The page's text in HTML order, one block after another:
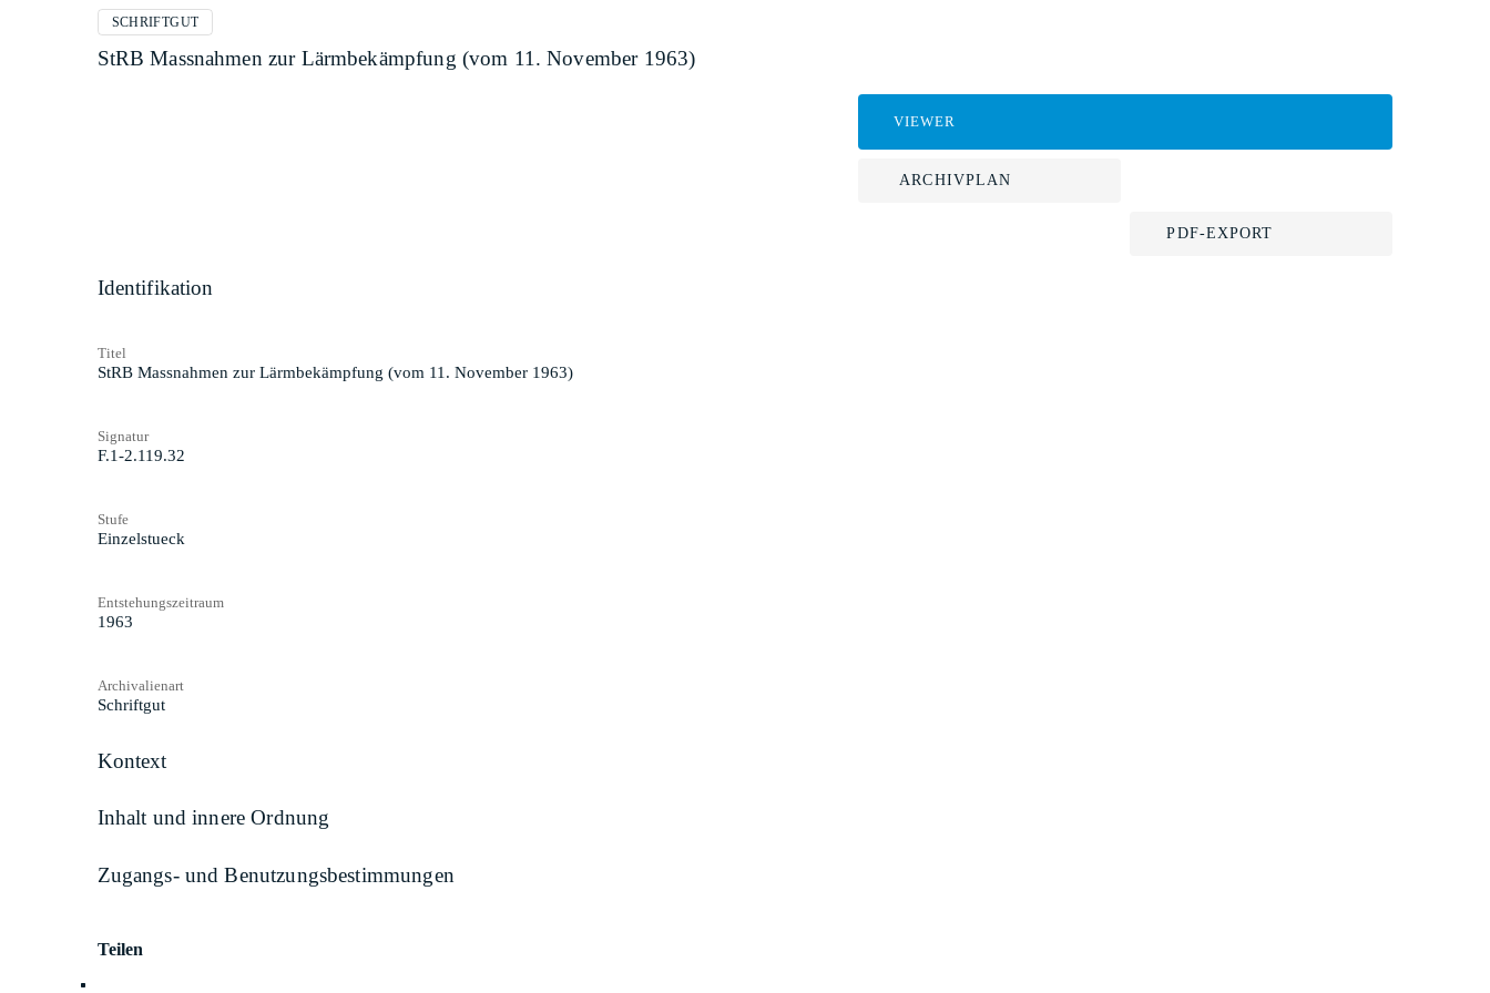
SCHRIFTGUT
StRB Massnahmen zur Lärmbekämpfung (vom 11. November 1963)
VIEWER
ARCHIVPLAN
PDF-EXPORT
Identifikation
Titel
StRB Massnahmen zur Lärmbekämpfung (vom 11. November 1963)
Signatur
F.1-2.119.32
Stufe
Einzelstueck
Entstehungszeitraum
1963
Archivalienart
Schriftgut
Kontext
Inhalt und innere Ordnung
Zugangs- und Benutzungsbestimmungen
Teilen